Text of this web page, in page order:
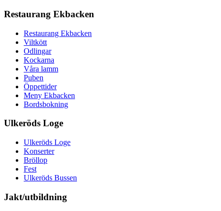
Restaurang Ekbacken
Restaurang Ekbacken
Viltkött
Odlingar
Kockarna
Våra lamm
Puben
Öppettider
Meny Ekbacken
Bordsbokning
Ulkeröds Loge
Ulkeröds Loge
Konserter
Bröllop
Fest
Ulkeröds Bussen
Jakt/utbildning